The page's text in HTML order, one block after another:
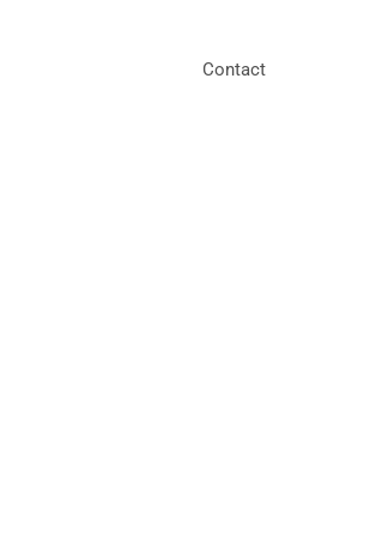
Contact